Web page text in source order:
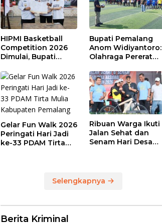
HIPMI Basketball
Competition 2026
Dimulai, Bupati
Maju, UMKM Ikut
Melaju
Bupati Pemalang
Anom Widiyantoro:
Olahraga Pererat
di Hari Buruh
Gelar Fun Walk 2026
Peringati Hari Jadi
ke-33 PDAM Tirta
Ribuan Warga Ikuti
Jalan Sehat dan
Senam Hari Desa
Sepeda Gunung
Selengkapnya
Berita Kriminal